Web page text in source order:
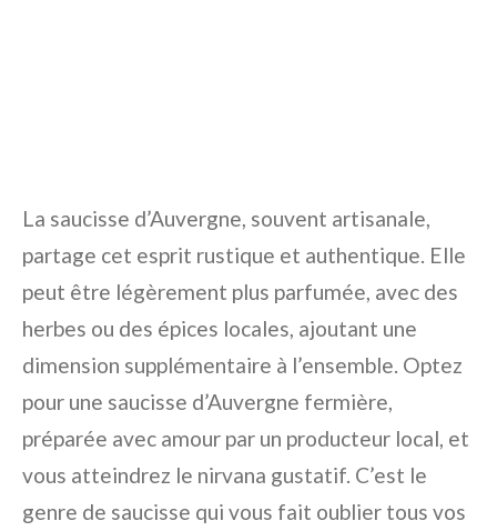
La saucisse d’Auvergne, souvent artisanale,
partage cet esprit rustique et authentique. Elle
peut être légèrement plus parfumée, avec des
herbes ou des épices locales, ajoutant une
dimension supplémentaire à l’ensemble. Optez
pour une saucisse d’Auvergne fermière,
préparée avec amour par un producteur local, et
vous atteindrez le nirvana gustatif. C’est le
genre de saucisse qui vous fait oublier tous vos